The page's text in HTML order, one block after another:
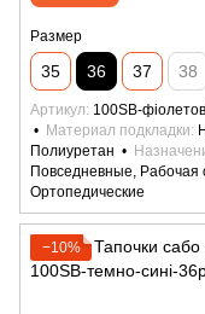
Размер
35 36 37 38
Артикул 100SB-
Материал подкладки
Полиуретан
Повседневные, Рабочая
Ортопедические
−10%